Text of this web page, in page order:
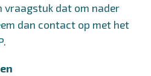
vraagstuk dat om nader
dan contact op met het
.